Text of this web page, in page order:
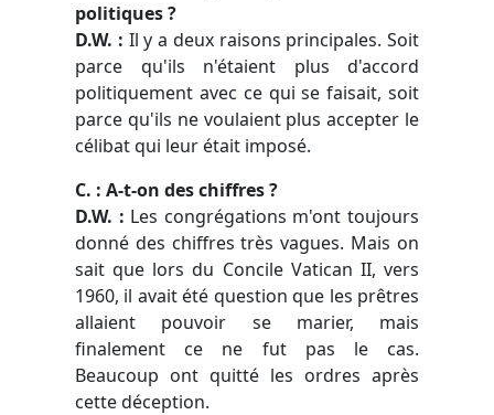
politiques ?
D.W. : Il y a deux raisons principales. Soit
parce qu'ils n'étaient plus d'accord
politiquement avec ce qui se faisait, soit
parce qu'ils ne voulaient plus accepter le
célibat qui leur était imposé.
C. : A-t-on des chiffres ?
D.W. : Les congrégations m'ont toujours
donné des chiffres très vagues. Mais on
sait que lors du Concile Vatican II, vers
1960, il avait été question que les prêtres
allaient pouvoir se marier, mais
finalement ce ne fut pas le cas.
Beaucoup ont quitté les ordres après
cette déception.